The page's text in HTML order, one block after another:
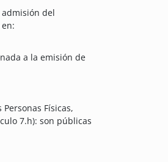
del
a la emisión de
Físicas,
7.h): son públicas